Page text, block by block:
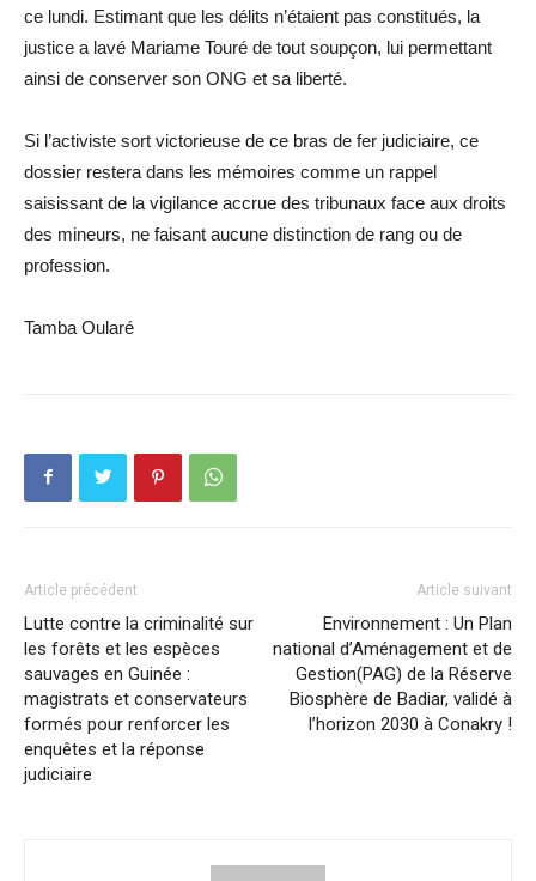
ce lundi. Estimant que les délits n’étaient pas constitués, la
justice a lavé Mariame Touré de tout soupçon, lui permettant
ainsi de conserver son ONG et sa liberté.
Si l’activiste sort victorieuse de ce bras de fer judiciaire, ce
dossier restera dans les mémoires comme un rappel
saisissant de la vigilance accrue des tribunaux face aux droits
des mineurs, ne faisant aucune distinction de rang ou de
profession.
Tamba Oularé
Article précédent
Lutte contre la criminalité sur
les forêts et les espèces
sauvages en Guinée :
magistrats et conservateurs
formés pour renforcer les
enquêtes et la réponse
judiciaire
Article suivant
Environnement : Un Plan
national d’Aménagement et de
Gestion(PAG) de la Réserve
Biosphère de Badiar, validé à
l’horizon 2030 à Conakry !